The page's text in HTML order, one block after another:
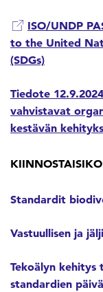
ISO/UNDP
to the United
(SDGs)
Tiedote
vahvistavat
kestävän
Standardit
Vastuullisen ja
Tekoälyn kehitys
standardien